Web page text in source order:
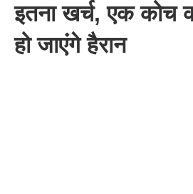
इतना खर्च, एक कोच
हो जाएंगे हैरान